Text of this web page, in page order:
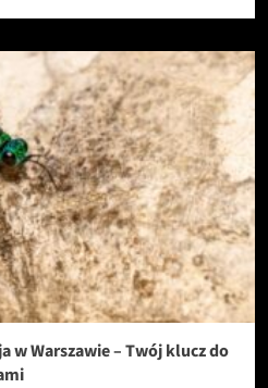
w Warszawie – Twój klucz do